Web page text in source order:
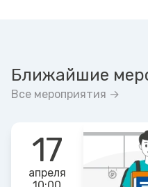
Ближайшие
Все мероприятия →
17
апреля